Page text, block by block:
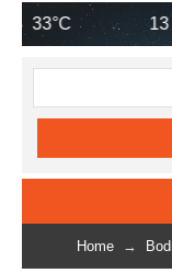
13 Ağu
Home→